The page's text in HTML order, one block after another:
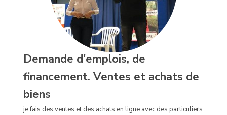
Demande d'emplois, de
financement. Ventes et achats de
biens
je fais des ventes et des achats en ligne avec des particuliers